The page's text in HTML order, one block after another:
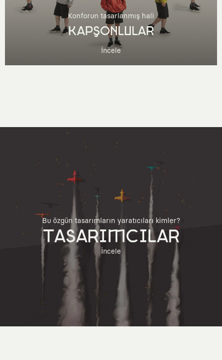
Konforun tasarlanmış hali
KAPŞONLULAR
İncele
Bu özgün tasarımların yaratıcıları kimler?
TASARIMCILAR
İncele